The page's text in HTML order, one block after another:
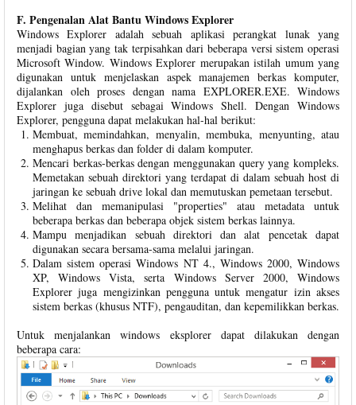
F. Pengenalan Alat Bantu Windows Explorer
Windows Explorer adalah sebuah aplikasi perangkat lunak yang
menjadi bagian yang tak terpisahkan dari beberapa versi sistem operasi
Microsoft Window. Windows Explorer merupakan istilah umum yang
digunakan untuk menjelaskan aspek manajemen berkas komputer,
dijalankan oleh proses dengan nama EXPLORER.EXE. Windows
Explorer juga disebut sebagai Windows Shell. Dengan Windows
Explorer, pengguna dapat melakukan hal-hal berikut:
Membuat, memindahkan, menyalin, membuka, menyunting, atau
menghapus berkas dan folder di dalam komputer.
Mencari berkas-berkas dengan menggunakan query yang kompleks.
Memetakan sebuah direktori yang terdapat di dalam sebuah host di
jaringan ke sebuah drive lokal dan memutuskan pemetaan tersebut.
Melihat dan memanipulasi "properties" atau metadata untuk
beberapa berkas dan beberapa objek sistem berkas lainnya.
Mampu menjadikan sebuah direktori dan alat pencetak dapat
digunakan secara bersama-sama melalui jaringan.
Dalam sistem operasi Windows NT 4., Windows 2000, Windows
XP, Windows Vista, serta Windows Server 2000, Windows
Explorer juga mengizinkan pengguna untuk mengatur izin akses
sistem berkas (khusus NTF), pengauditan, dan kepemilikkan berkas.
Untuk menjalankan windows eksplorer dapat dilakukan dengan
beberapa cara: